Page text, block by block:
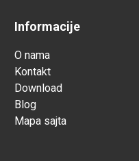
Informacije
O nama
Kontakt
Download
Blog
Mapa sajta